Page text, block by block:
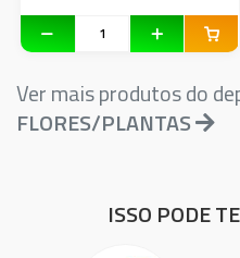
Ver mais produtos do
FLORES/PLANTAS
ISSO PODE